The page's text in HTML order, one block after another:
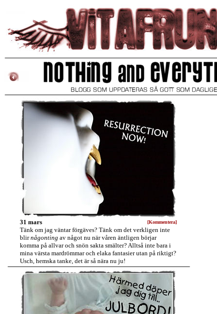
31 mars [Kommentera]
Tänk om jag väntar förgäves? Tänk om det verkligen inte
blirnågonting av något nu när våren äntligen börjar
komma på allvar och snön sakta smälter? Alltså inte bara i
mina värsta mardrömmar och elaka fantasier utan på riktigt?
Usch, hemska tanke, det är så nära nu ju!